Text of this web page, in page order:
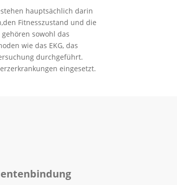
hauptsächlich darin
Fitnesszustand und die
sowohl das
wie das EKG, das
durchgeführt.
eingesetzt.